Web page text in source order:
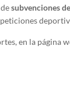
desubvenciones
en la página